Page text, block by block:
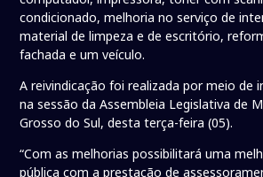
condicionado, melhoria no serviço de
material de limpeza e de escritório,
fachada e um veículo.
A reivindicação foi realizada por meio de
na sessão da Assembleia Legislativa de
Grosso do Sul, desta terça-feira (05).
“Com as melhorias possibilitará uma
pública com a prestação de